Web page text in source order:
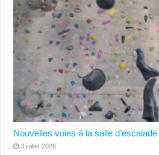
Nouvelles voies à la salle d’escalade
3 juillet 2026